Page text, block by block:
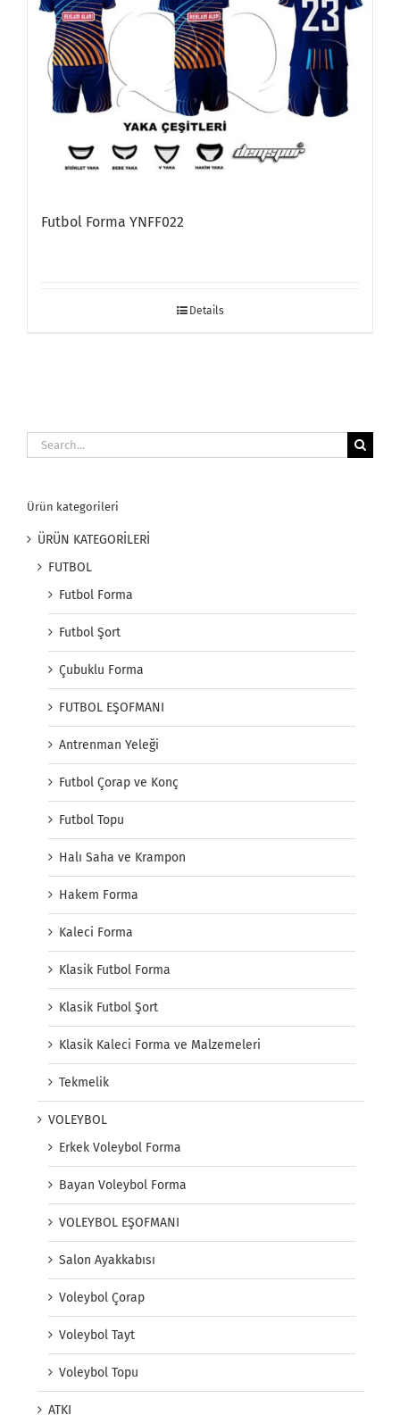
Futbol Forma YNFF022
Details
Search
for:
Ürün kategorileri
ÜRÜN KATEGORİLERİ
FUTBOL
Futbol Forma
Futbol Şort
Çubuklu Forma
FUTBOL EŞOFMANI
Antrenman Yeleği
Futbol Çorap ve Konç
Futbol Topu
Halı Saha ve Krampon
Hakem Forma
Kaleci Forma
Klasik Futbol Forma
Klasik Futbol Şort
Klasik Kaleci Forma ve Malzemeleri
Tekmelik
VOLEYBOL
Erkek Voleybol Forma
Bayan Voleybol Forma
VOLEYBOL EŞOFMANI
Salon Ayakkabısı
Voleybol Çorap
Voleybol Tayt
Voleybol Topu
ATKI